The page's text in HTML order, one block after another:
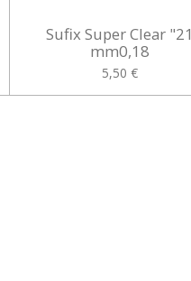
Sufix Super Clear "21
mm0,18
5,50 €